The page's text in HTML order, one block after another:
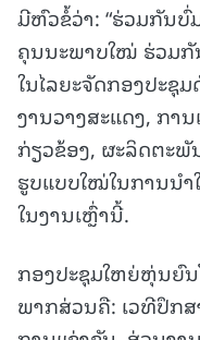
ມີຫົວຂໍ້ວ່າ: “ຮ່ວມກັນບົ່
ຄຸນນະພາບໃໝ່ ຮ່ວມກັ
ໃນໄລຍະຈັດກອງປະຊຸ
ງານວາງສະແດງ, ກາ
ກ່ຽວຂ້ອງ, ຜະລິດຕະ
ຮູບແບບໃໝ່ໃນການນ
ໃນງານເຫຼົ່ານີ້.
ກອງປະຊຸມໃຫຍ່ຫຸ່ນຍົນ
ພາກສ່ວນຄື: ເວທີປຶກສ